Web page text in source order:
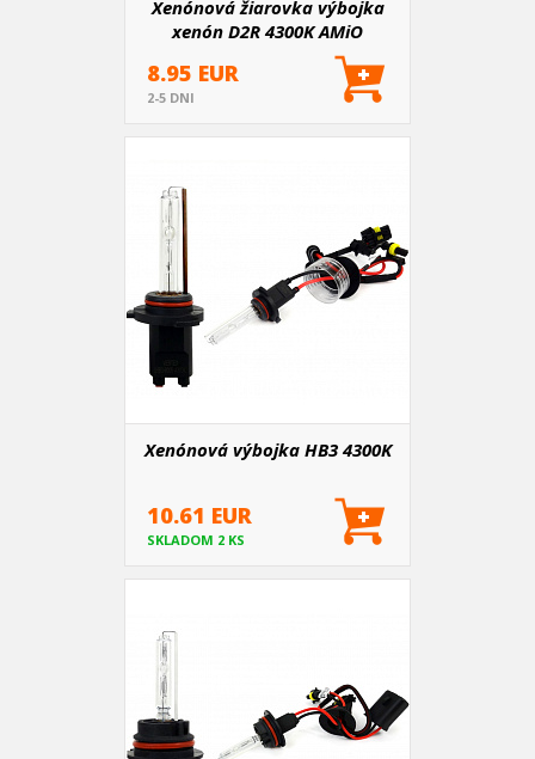
Xenónová žiarovka výbojka
xenón D2R 4300K AMiO
PREMIUM AMIO-01970
8.95 EUR
2-5 DNI
Xenónová výbojka HB3 4300K
10.61 EUR
SKLADOM 2 KS